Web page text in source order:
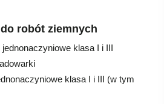
robót ziemnych
jednonaczyniowe klasa I i III
klasa I i III (w tym